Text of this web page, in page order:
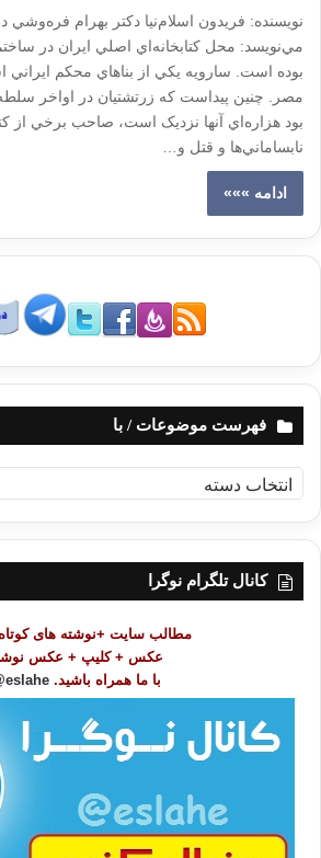
نويسنده: فريدون اسلام‌نيا دکتر بهرام فره‌وشي
مي‌نويسد: محل کتابخانه‌ا‌ي اصلي ايران در
بوده است. سارويه يکي از بناهاي محکم ايراني
مصر. چنين پيداست که زرتشتيان در اواخر
بود هزاره‌اي آنها نزديک است، صاحب برخي از
نابساماني‌ها و قتل و…
ادامه »»»
فهرست موضوعات / با
ه
ر
کانال تلگرام نوگرا
مطالب سایت +نوشته های
عکس + کلیپ + عکس
با ما همراه باشید. eslahe@